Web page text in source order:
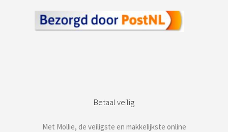
Betaal veilig
Met Mollie, de veiligste en makkelijkste online